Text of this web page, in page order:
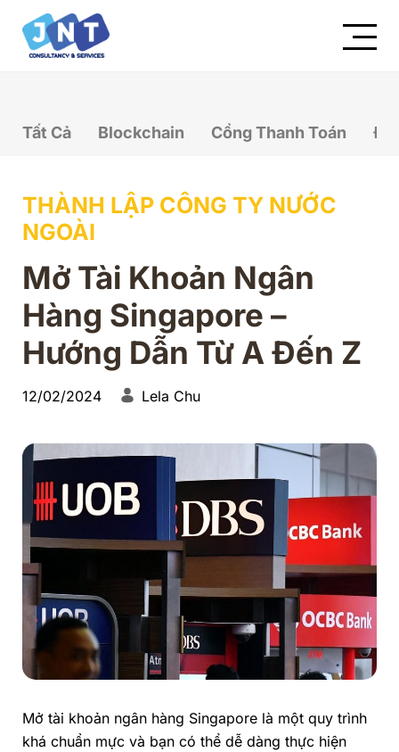
Tất Cả Blockchain Cổng Thanh Toán
THÀNH LẬP CÔNG TY NƯỚC
NGOÀI
Mở Tài Khoản Ngân
Hàng Singapore –
Hướng Dẫn Từ A Đến Z
12/02/2024 Lela Chu
Mở tài khoản ngân hàng Singapore là một quy trình
khá chuẩn mực và bạn có thể dễ dàng thực hiện